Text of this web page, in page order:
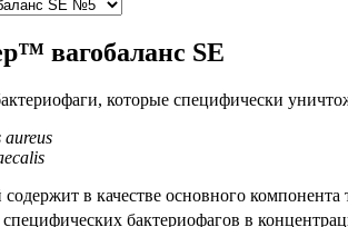
вагобаланс SE
которые специфически
aureus
в качестве основного
бактериофагов в